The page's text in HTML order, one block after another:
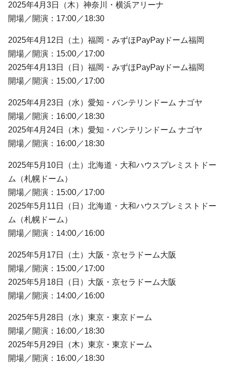
2025年4月3日（木）神奈川・横浜アリーナ
開場／開演：17:00／18:30
2025年4月12日（土）福岡・みずほPayPayドーム福岡
開場／開演：15:00／17:00
2025年4月13日（日）福岡・みずほPayPayドーム福岡
開場／開演：15:00／17:00
2025年4月23日（水）愛知・バンテリンドーム ナゴヤ
開場／開演：16:00／18:30
2025年4月24日（木）愛知・バンテリンドーム ナゴヤ
開場／開演：16:00／18:30
2025年5月10日（土）北海道・大和ハウスプレミストドー
ム（札幌ドーム）
開場／開演：15:00／17:00
2025年5月11日（日）北海道・大和ハウスプレミストドー
ム（札幌ドーム）
開場／開演：14:00／16:00
2025年5月17日（土）大阪・京セラドーム大阪
開場／開演：15:00／17:00
2025年5月18日（日）大阪・京セラドーム大阪
開場／開演：14:00／16:00
2025年5月28日（水）東京・東京ドーム
開場／開演：16:00／18:30
2025年5月29日（木）東京・東京ドーム
開場／開演：16:00／18:30